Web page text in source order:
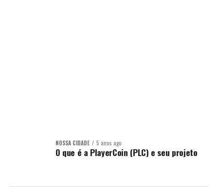
NOSSA CIDADE 5 anos ago
O que é a PlayerCoin (PLC) e seu projeto